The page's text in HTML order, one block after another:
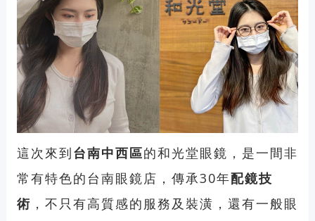
這次來到台南中西區的和光堂眼鏡 ，是一間非
常有特色的台南眼鏡店 ，傳承30年配鏡技
術 ，不只有高質感的服務及裝潢，還有一般眼